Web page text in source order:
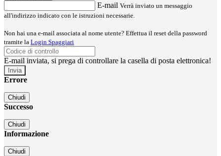
E-mail Verrà inviato un messaggio
all'indirizzo indicato con le istruzioni necessarie.
Non hai una e-mail associata al nome utente? Effettua il reset della password
tramite la Login Spaggiari
E-mail inviata, si prega di controllare la casella di posta elettronica!
Errore
Chiudi
Successo
Chiudi
Informazione
Chiudi